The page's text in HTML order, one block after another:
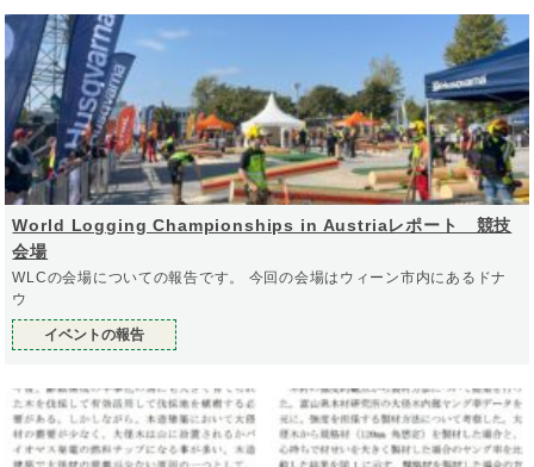
World Logging Championships in Austriaレポート 競技
会場
WLCの会場についての報告です。 今回の会場はウィーン市内にあるドナ
ウ
イベントの報告